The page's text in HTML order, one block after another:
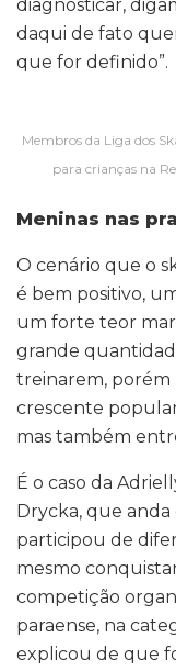
diagnosticar,
daqui de fato
que for definido”.
Membros da Liga dos
para crianças na
Meninas nas
O cenário que o
é bem positivo,
um forte teor
grande
treinarem,
crescente
mas também
É o caso da
Drycka, que anda
participou de
mesmo
competição
paraense, na
explicou de que